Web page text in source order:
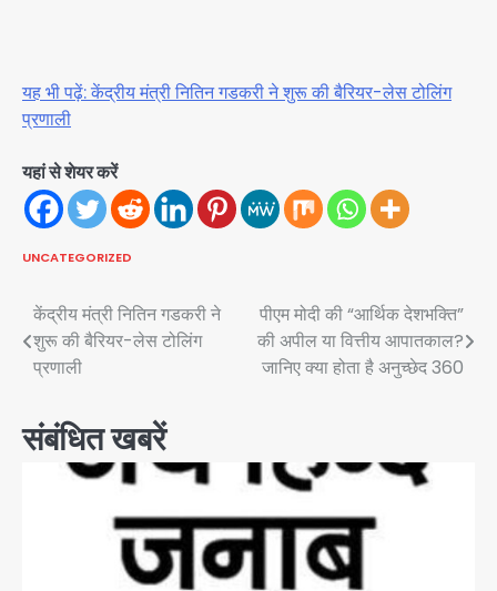
यह भी पढ़ें: केंद्रीय मंत्री नितिन गडकरी ने शुरू की बैरियर-लेस टोलिंग
प्रणाली
यहां से शेयर करें
UNCATEGORIZED
Post
navigation
केंद्रीय मंत्री नितिन गडकरी ने
शुरू की बैरियर-लेस टोलिंग
प्रणाली
पीएम मोदी की “आर्थिक देशभक्ति”
की अपील या वित्तीय आपातकाल?
जानिए क्या होता है अनुच्छेद 360
संबंधित खबरें